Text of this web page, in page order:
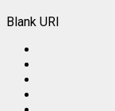
Blank URI